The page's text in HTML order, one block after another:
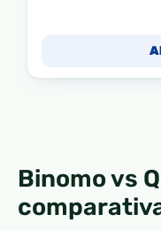
Binomo vs